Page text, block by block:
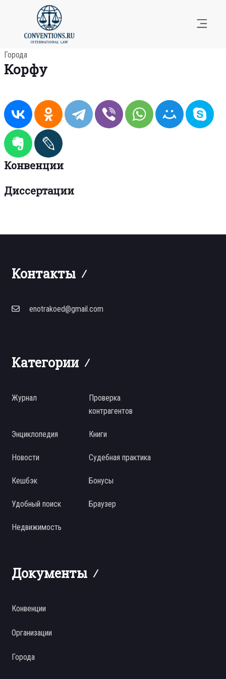
Города
Корфу
Конвенции
Диссертации
Контакты
enotrakoed@gmail.com
Категории
Журнал
Проверка
контрагентов
Энциклопедия Книги
Новости Судебная практика
Кешбэк Бонусы
Удобный поиск Браузер
Недвижимость
Документы
Конвенции
Организации
Города